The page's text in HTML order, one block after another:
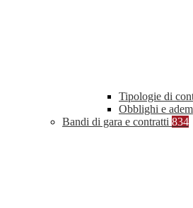
Tipologie di
Obblighi e
Bandi di gara e contratti 834